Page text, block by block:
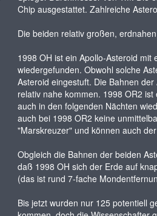
Chip ausgestattet. Zahlreiche
Die beiden relativ großen,
1998 OH ist ein Apollo-Asteroid
wiedergefunden. Obwohl solche
Asteroid eingestuft. Die Bahnen
relativ nahe kommen. 1998 OR2
auch in den folgenden Nächten
auch bei 1998 OR2 keine
"Marskreuzer" und können auch
Obgleich die Bahnen der beiden
daß 1998 OH sich der Erde auf
(das ist rund 7-fache
Bis jetzt wurden nur 125 potentiell